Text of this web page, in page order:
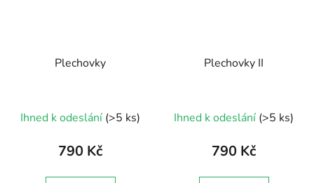
Plechovky
Ihned k odeslání (>5 ks)
790 Kč
Plechovky II
Ihned k odeslání (>5 ks)
790 Kč